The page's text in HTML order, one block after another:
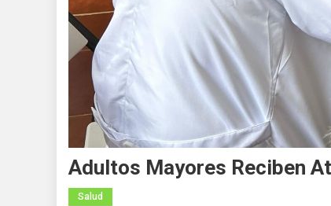
Adultos Mayores Reciben
Salud